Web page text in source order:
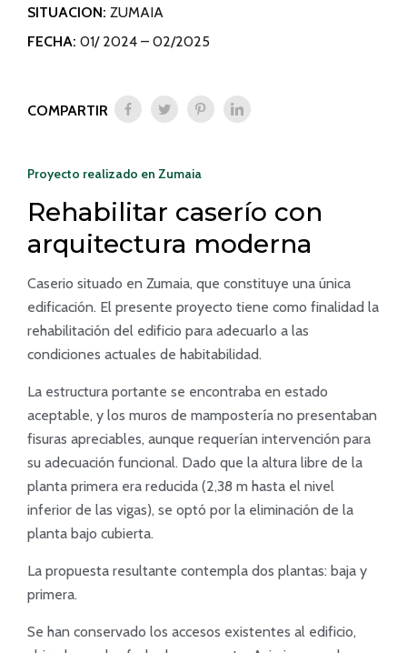
SITUACION: ZUMAIA
FECHA: 01/ 2024 – 02/2025
COMPARTIR
Proyecto realizado en Zumaia
Rehabilitar caserío con
arquitectura moderna
Caserio situado en Zumaia, que constituye una única
edificación. El presente proyecto tiene como finalidad la
rehabilitación del edificio para adecuarlo a las
condiciones actuales de habitabilidad.
La estructura portante se encontraba en estado
aceptable, y los muros de mampostería no presentaban
fisuras apreciables, aunque requerían intervención para
su adecuación funcional. Dado que la altura libre de la
planta primera era reducida (2,38 m hasta el nivel
inferior de las vigas), se optó por la eliminación de la
planta bajo cubierta.
La propuesta resultante contempla dos plantas: baja y
primera.
Se han conservado los accesos existentes al edificio,